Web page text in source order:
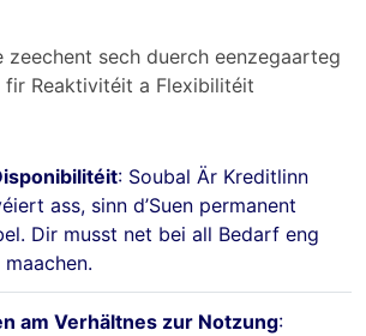
zeechent sech duerch eenzegaarteg
fir Reaktivitéit a Flexibilitéit
: Soubal Är Kreditlinn
ass, sinn d’Suen permanent
Dir musst net bei all Bedarf eng
am Verhältnes zur Notzung: